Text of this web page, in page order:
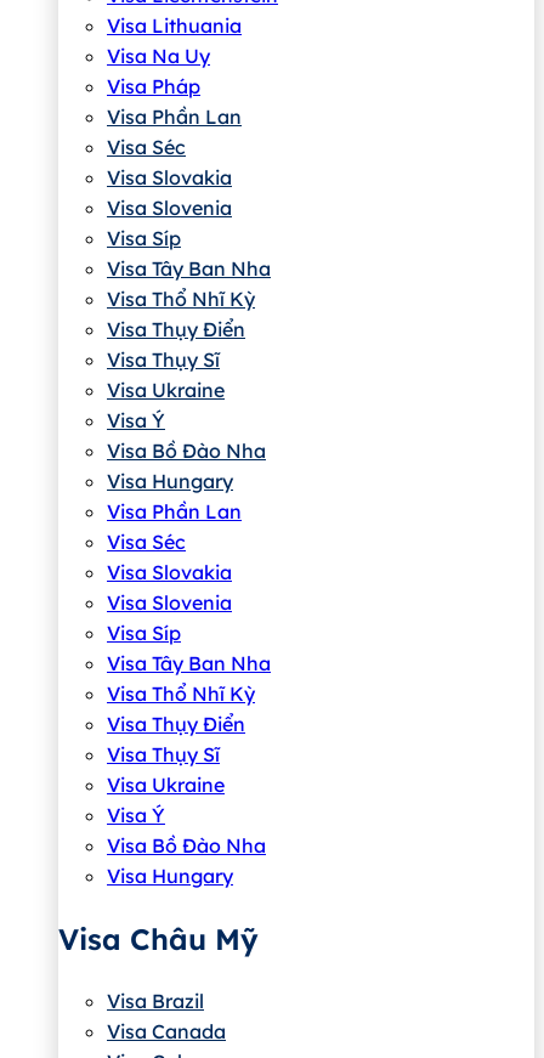
Visa Lithuania
Visa Na Uy
Visa Pháp
Visa Phần Lan
Visa Séc
Visa Slovakia
Visa Slovenia
Visa Síp
Visa Tây Ban Nha
Visa Thổ Nhĩ Kỳ
Visa Thụy Điển
Visa Thụy Sĩ
Visa Ukraine
Visa Ý
Visa Bồ Đào Nha
Visa Hungary
Visa Phần Lan
Visa Séc
Visa Slovakia
Visa Slovenia
Visa Síp
Visa Tây Ban Nha
Visa Thổ Nhĩ Kỳ
Visa Thụy Điển
Visa Thụy Sĩ
Visa Ukraine
Visa Ý
Visa Bồ Đào Nha
Visa Hungary
Visa Châu Mỹ
Visa Brazil
Visa Canada